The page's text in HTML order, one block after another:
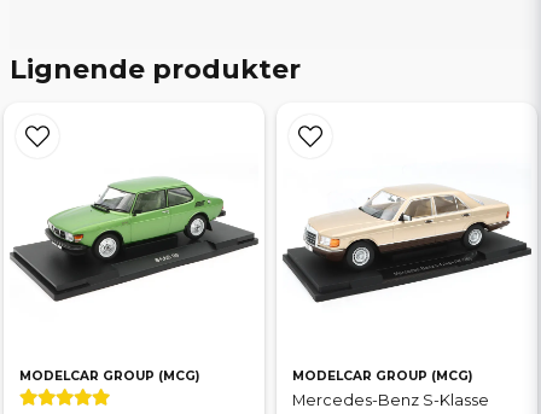
Lignende produkter
MODELCAR GROUP (MCG) MODELCAR GROUP (MCG)
Mercedes-Benz S-Klasse